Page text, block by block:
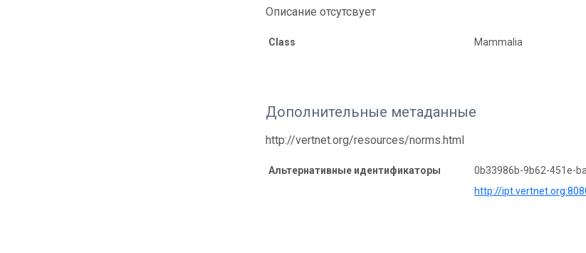
Описание отсутсвует
Class Mammalia
Дополнительные метаданные
http://vertnet.org/resources/norms.html
Альтернативные идентификаторы
0b33986b-9b62-451e-
http://